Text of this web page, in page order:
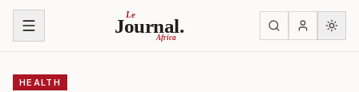
Skip to content Le
Journal.
Africa
HEALTH